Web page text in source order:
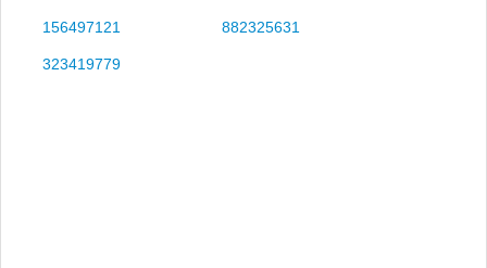
156497121 882325631
323419779